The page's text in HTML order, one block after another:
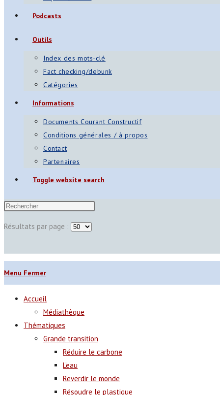
Podcasts
Outils
Index des mots-clé
Fact checking/debunk
Catégories
Informations
Documents Courant Constructif
Conditions générales / à propos
Contact
Partenaires
Toggle website search
Résultats par page :
Menu Fermer
Accueil
Médiathèque
Thématiques
Grande transition
Réduire le carbone
L’eau
Reverdir le monde
Résoudre le plastique